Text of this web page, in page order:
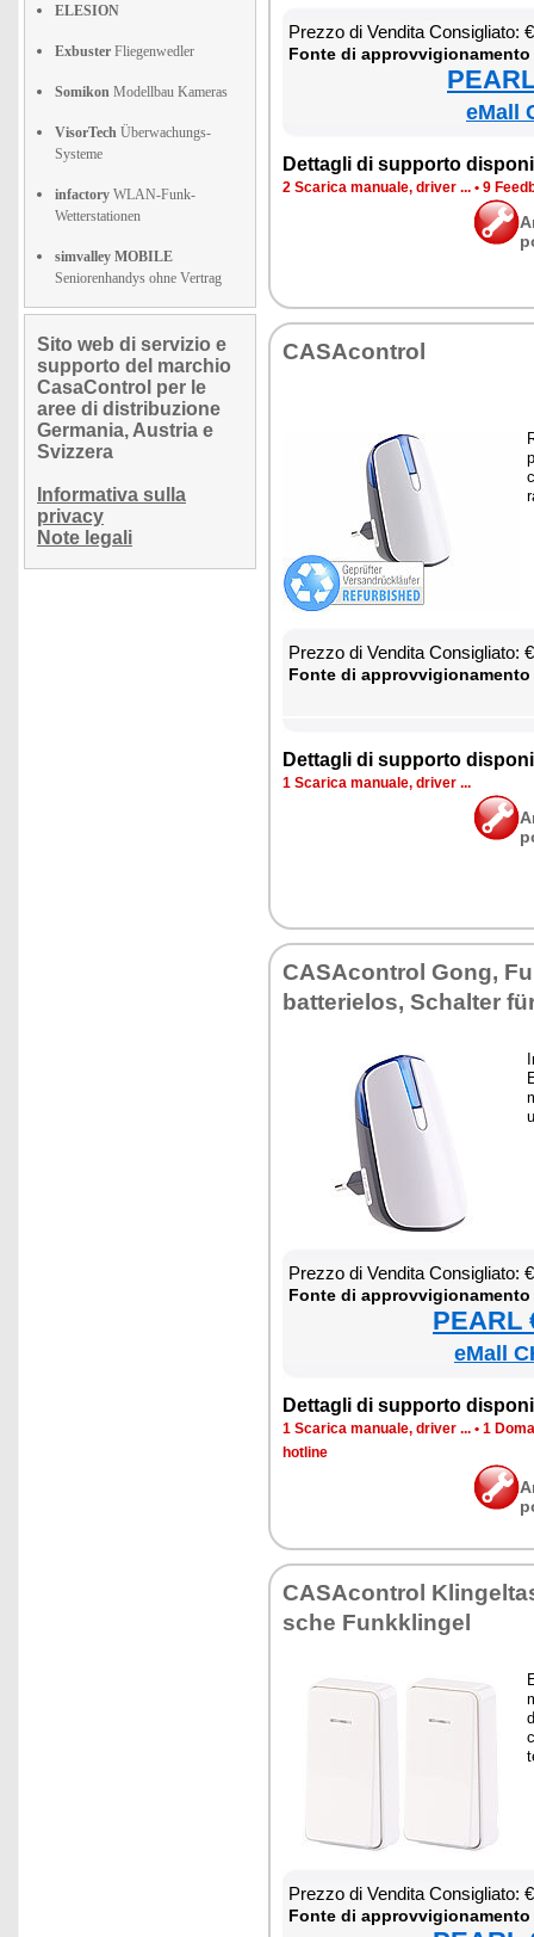
ELESION
Exbuster Fliegenwedler
Somikon Modellbau Kameras
VisorTech Überwachungs-
Systeme
infactory WLAN-Funk-
Wetterstationen
simvalley MOBILE
Seniorenhandys ohne Vertrag
Sito web di servizio e
supporto del marchio
CasaControl per le
aree di distribuzione
Germania, Austria e
Svizzera
Informativa sulla
privacy
Note legali
Prez­zo di Ven­di­ta Con­si­glia­to:
Fon­te di
eMall
Det­ta­gli di sup­por­to
2 Sca­ri­ca ma­nua­le, dri­ver ... • 9
CA­SA­con­trol
Prez­zo di Ven­di­ta Con­si­glia­to:
Fon­te di
Det­ta­gli di sup­por­to
1 Sca­ri­ca ma­nua­le, dri­ver ...
CA­SA­con­trol Gong,
bat­te­rie­los, Schal­ter
Prez­zo di Ven­di­ta Con­si­glia­to:
Fon­te di
PEARL
eMall
Det­ta­gli di sup­por­to
1 Sca­ri­ca ma­nua­le, dri­ver ... • 1
ho­tli­ne
CA­SA­con­trol
sche Funk­klin­gel
Prez­zo di Ven­di­ta Con­si­glia­to:
Fon­te di